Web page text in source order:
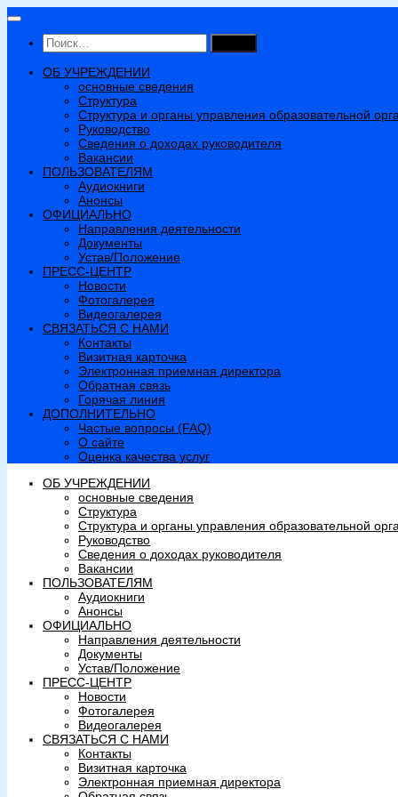
Перейти
содержимому
Найти:
ОБ УЧРЕЖДЕНИИ
основные сведения
Структура
Структура и органы управления образовательной
Руководство
Сведения о доходах руководителя
Вакансии
ПОЛЬЗОВАТЕЛЯМ
Аудиокниги
Анонсы
ОФИЦИАЛЬНО
Направления деятельности
Документы
Устав/Положение
ПРЕСС-ЦЕНТР
Новости
Фотогалерея
Видеогалерея
СВЯЗАТЬСЯ С НАМИ
Контакты
Визитная карточка
Электронная приемная директора
Обратная связь
Горячая линия
ДОПОЛНИТЕЛЬНО
Частые вопросы (FAQ)
О сайте
Оценка качества услуг
ОБ УЧРЕЖДЕНИИ
основные сведения
Структура
Структура и органы управления образовательной
Руководство
Сведения о доходах руководителя
Вакансии
ПОЛЬЗОВАТЕЛЯМ
Аудиокниги
Анонсы
ОФИЦИАЛЬНО
Направления деятельности
Документы
Устав/Положение
ПРЕСС-ЦЕНТР
Новости
Фотогалерея
Видеогалерея
СВЯЗАТЬСЯ С НАМИ
Контакты
Визитная карточка
Электронная приемная директора